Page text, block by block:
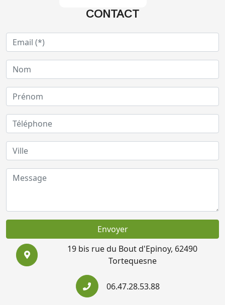
CONTACT
Envoyer
19 bis rue du Bout d'Epinoy, 62490
Tortequesne
06.47.28.53.88